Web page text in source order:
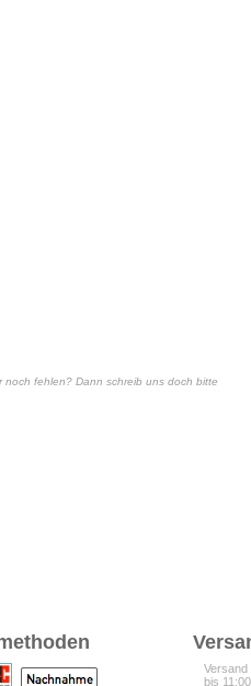
fehlen? Dann schreib uns doch bitte
Versand
bis